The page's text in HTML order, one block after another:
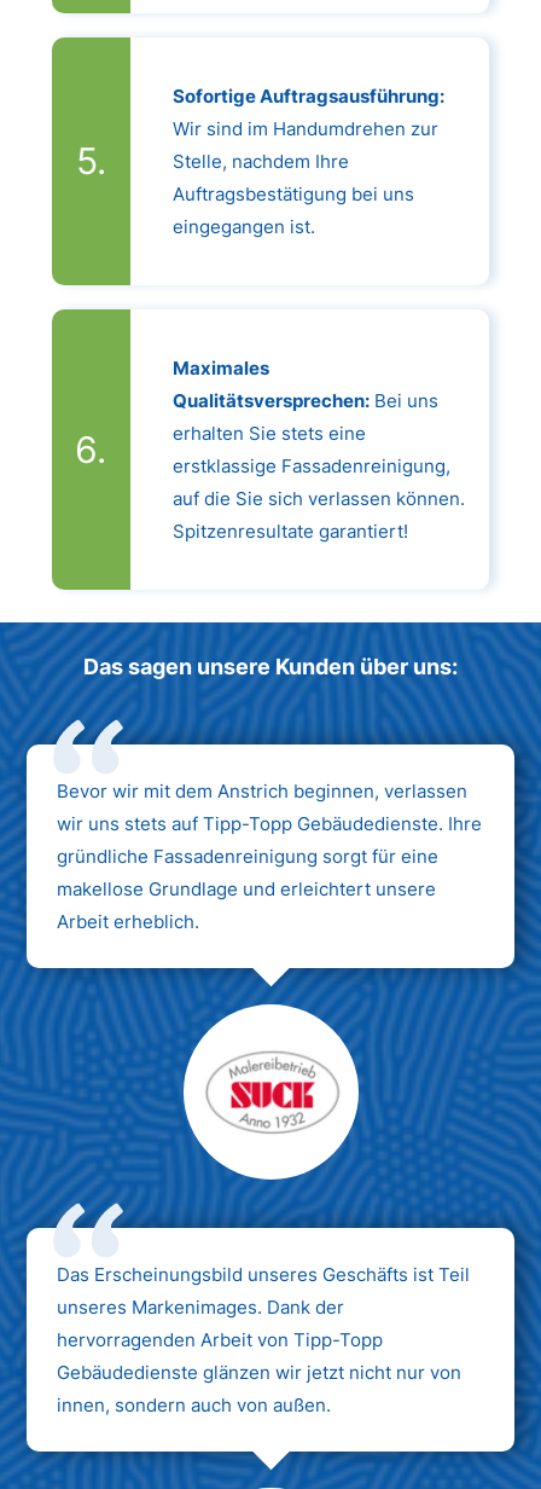
Sofortige Auftragsausführung:
Wir sind im Handumdrehen zur
Stelle, nachdem Ihre
Auftragsbestätigung bei uns
eingegangen ist.
Maximales
Qualitätsversprechen:Bei uns
erhalten Sie stets eine
erstklassige Fassadenreinigung,
auf die Sie sich verlassen können.
Spitzenresultate garantiert!
Das sagen unsere Kunden über uns:
Bevor wir mit dem Anstrich beginnen, verlassen
wir uns stets auf Tipp-Topp Gebäudedienste. Ihre
gründliche Fassadenreinigung sorgt für eine
makellose Grundlage und erleichtert unsere
Arbeit erheblich.
Das Erscheinungsbild unseres Geschäfts ist Teil
unseres Markenimages. Dank der
hervorragenden Arbeit von Tipp-Topp
Gebäudedienste glänzen wir jetzt nicht nur von
innen, sondern auch von außen.